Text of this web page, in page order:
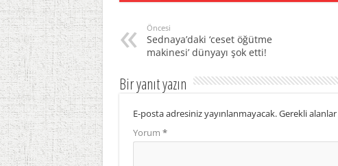
Öncesi
Sednaya’daki ‘ceset öğütme
makinesi’ dünyayı şok etti!
Bir yanıt yazın
E-posta adresiniz yayınlanmayacak.Gerekli alanlar
Yorum *